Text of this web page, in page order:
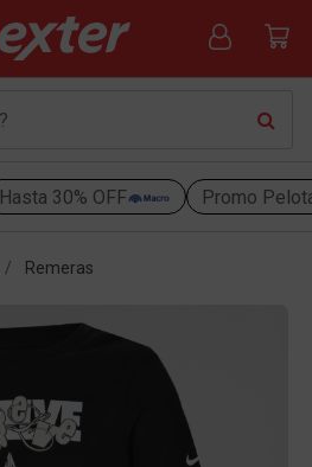
Hasta 30% OFF Promo
Remeras